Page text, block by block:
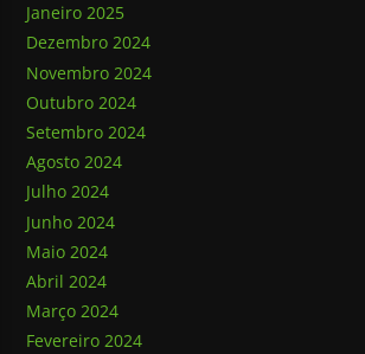
Janeiro 2025
Dezembro 2024
Novembro 2024
Outubro 2024
Setembro 2024
Agosto 2024
Julho 2024
Junho 2024
Maio 2024
Abril 2024
Março 2024
Fevereiro 2024